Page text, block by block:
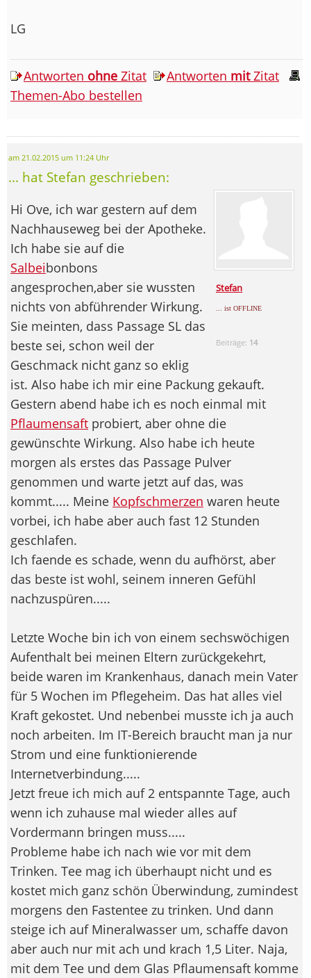
LG
Antworten ohne Zitat Antworten mitZitat
Themen-Abo bestellen
am 21.02.2015 um 11:24 Uhr
... hat Stefan geschrieben:
Stefan
... ist OFFLINE
Beiträge: 14
Hi Ove, ich war gestern auf dem
Nachhauseweg bei der Apotheke.
Ich habe sie auf die
Salbeibonbons
angesprochen,aber sie wussten
nichts von abführender Wirkung.
Sie meinten, dass Passage SL das
beste sei, schon weil der
Geschmack nicht ganz so eklig
ist. Also habe ich mir eine Packung gekauft.
Gestern abend habe ich es noch einmal mit
Pflaumensaft probiert, aber ohne die
gewünschte Wirkung. Also habe ich heute
morgen als erstes das Passage Pulver
genommen und warte jetzt auf das, was
kommt..... Meine Kopfschmerzen waren heute
vorbei, ich habe aber auch fast 12 Stunden
geschlafen.
Ich faende es schade, wenn du aufhörst, aber
das beste ist wohl, seinem inneren Gefühl
nachzuspüren.....
Letzte Woche bin ich von einem sechswöchigen
Aufenthalt bei meinen Eltern zurückgekehrt,
beide waren im Krankenhaus, danach mein Vater
für 5 Wochen im Pflegeheim. Das hat alles viel
Kraft gekostet. Und nebenbei musste ich ja auch
noch arbeiten. Im IT-Bereich braucht man ja nur
Strom und eine funktionierende
Internetverbindung.....
Jetzt freue ich mich auf 2 entspannte Tage, auch
wenn ich zuhause mal wieder alles auf
Vordermann bringen muss.....
Probleme habe ich nach wie vor mit dem
Trinken. Tee mag ich überhaupt nicht und es
kostet mich ganz schön Überwindung, zumindest
morgens den Fastentee zu trinken. Und dann
steige ich auf Mineralwasser um, schaffe davon
aber auch nur mit ach und krach 1,5 Liter. Naja,
mit dem Tee und dem Glas Pflaumensaft komme